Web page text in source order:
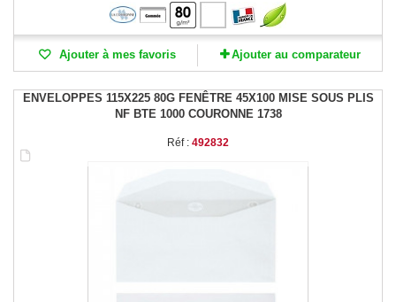
Ajouter à mes favoris Ajouter au comparateur
ENVELOPPES 115X225 80G FENÊTRE 45X100 MISE SOUS PLIS
NF BTE 1000 COURONNE 1738
Réf : 492832